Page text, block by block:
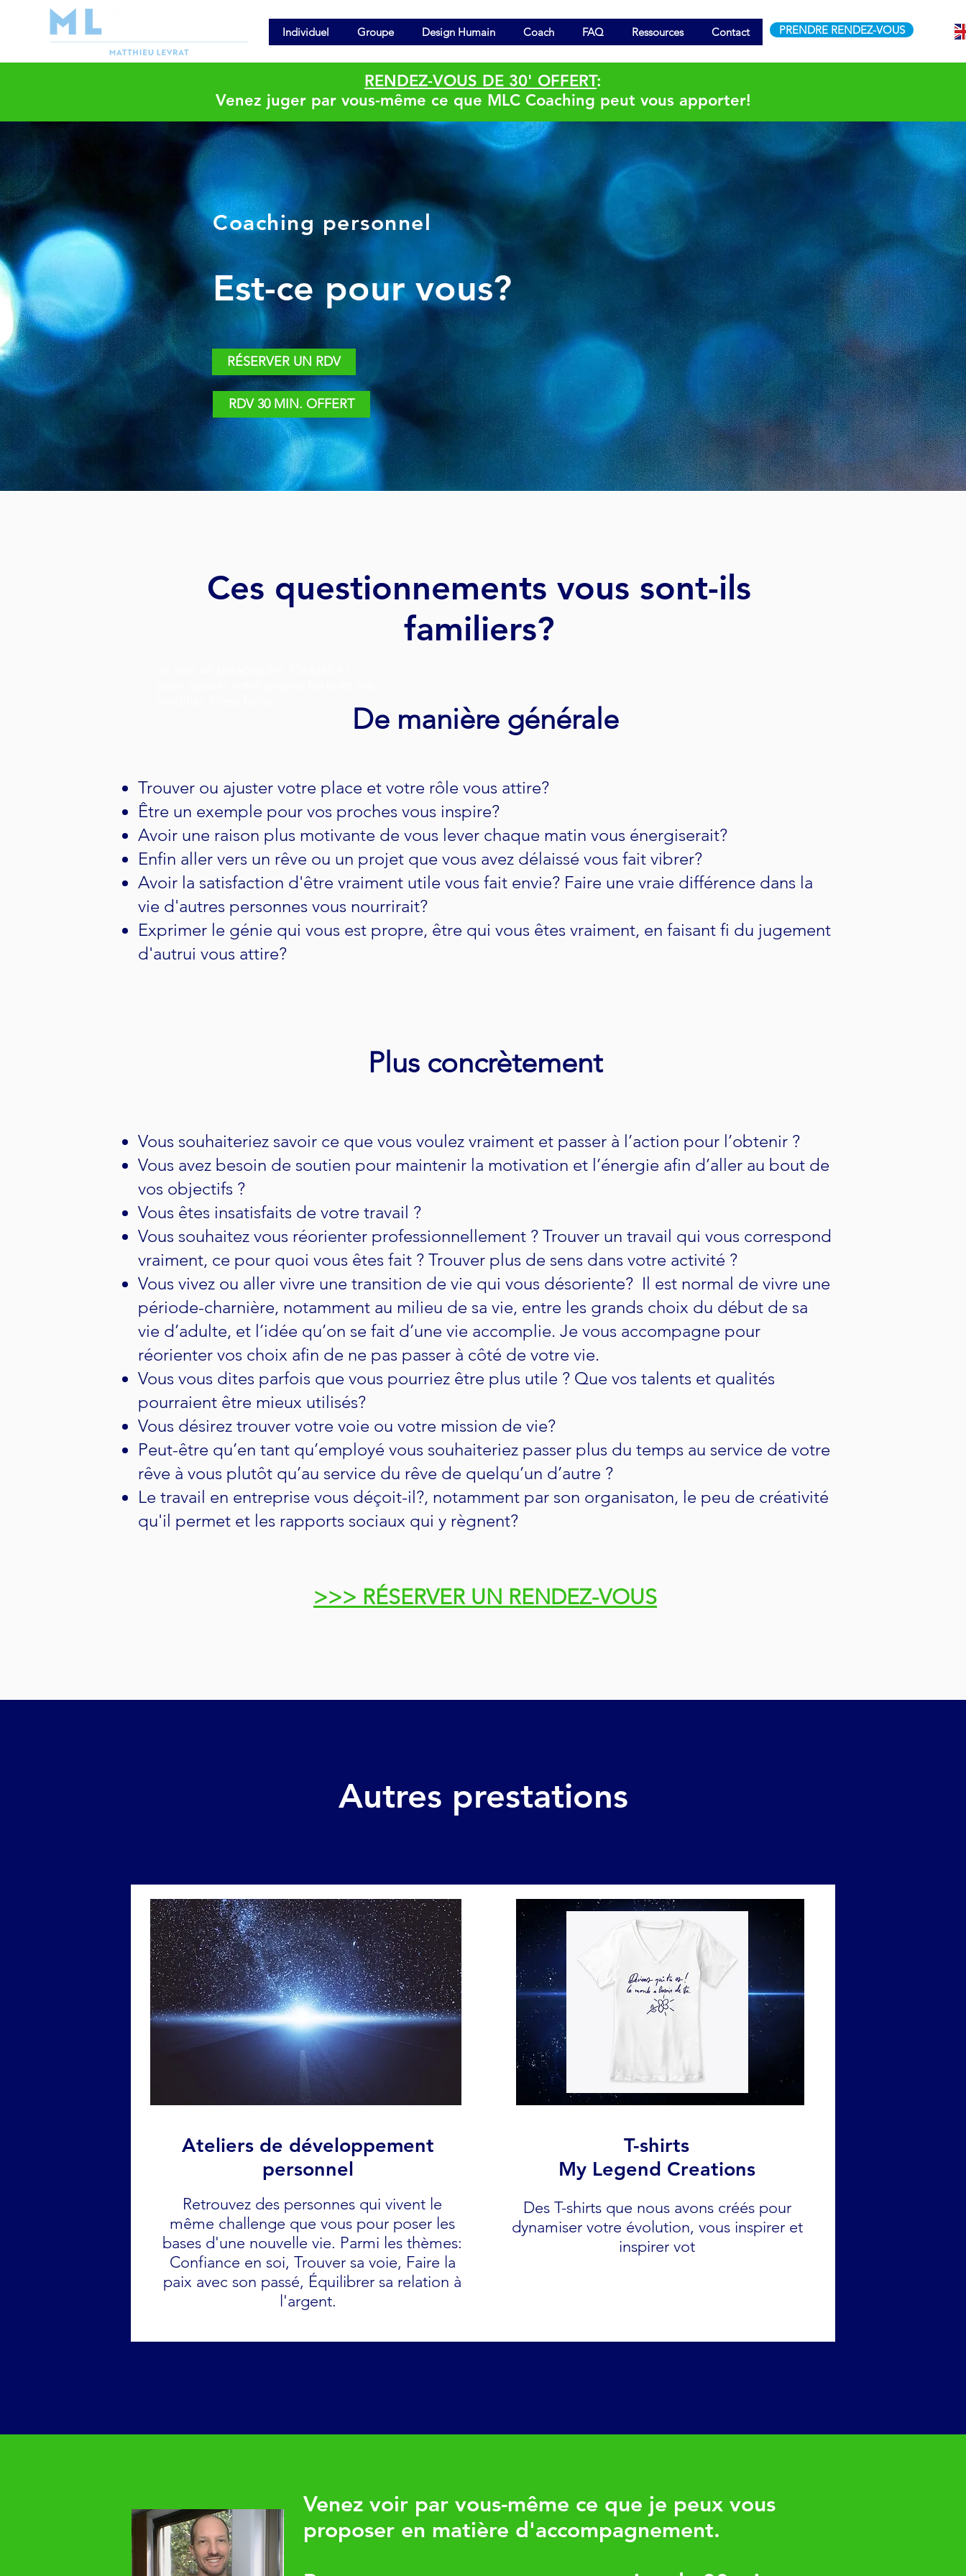
Individuel Groupe Design Humain Coach FAQ Ressources Contact PRENDRE RENDEZ-VOUS
RENDEZ-VOUS DE 30' OFFERT:
Venez juger par vous-même ce que MLC Coaching peut vous apporter!
Coaching personnel
Est-ce pour vous?
RÉSERVER UN RDV
RDV 30 MIN. OFFERT
Ces questionnements vous sont-ils
familiers?
De manière générale
Trouver ou ajuster votre place et votre rôle vous attire?
Être un exemple pour vos proches vous inspire?
Avoir une raison plus motivante de vous lever chaque matin vous énergiserait?
Enfin aller vers un rêve ou un projet que vous avez délaissé vous fait vibrer?
Avoir la satisfaction d'être vraiment utile vous fait envie? Faire une vraie différence dans la
vie d'autres personnes vous nourrirait?
Exprimer le génie qui vous est propre, être qui vous êtes vraiment, en faisant fi du jugement
d'autrui vous attire?
Plus concrètement
Vous souhaiteriez savoir ce que vous voulez vraiment et passer à l’action pour l’obtenir ?
Vous avez besoin de soutien pour maintenir la motivation et l’énergie afin d’aller au bout de
vos objectifs ?
Vous êtes insatisfaits de votre travail ?
Vous souhaitez vous réorienter professionnellement ? Trouver un travail qui vous correspond
vraiment, ce pour quoi vous êtes fait ? Trouver plus de sens dans votre activité ?
Vous vivez ou aller vivre une transition de vie qui vous désoriente? Il est normal de vivre une
période-charnière, notamment au milieu de sa vie, entre les grands choix du début de sa
vie d’adulte, et l’idée qu’on se fait d’une vie accomplie. Je vous accompagne pour
réorienter vos choix afin de ne pas passer à côté de votre vie.
Vous vous dites parfois que vous pourriez être plus utile ? Que vos talents et qualités
pourraient être mieux utilisés?
Vous désirez trouver votre voie ou votre mission de vie?
Peut-être qu’en tant qu’employé vous souhaiteriez passer plus du temps au service de votre
rêve à vous plutôt qu’au service du rêve de quelqu’un d’autre ?
Le travail en entreprise vous déçoit-il?, notamment par son organisaton, le peu de créativité
qu'il permet et les rapports sociaux qui y règnent?
>>> RÉSERVER UN RENDEZ-VOUS
Autres prestations
Ateliers de développement
personnel
Retrouvez des personnes qui vivent le
même challenge que vous pour poser les
bases d'une nouvelle vie. Parmi les thèmes:
Confiance en soi, Trouver sa voie, Faire la
paix avec son passé, Équilibrer sa relation à
l'argent.
T-shirts
My Legend Creations
Des T-shirts que nous avons créés pour
dynamiser votre évolution, vous inspirer et
inspirer vot
Venez voir par vous-même ce que je peux vous
proposer en matière d'accompagnement.